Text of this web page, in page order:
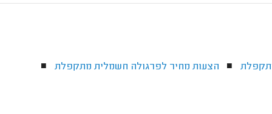
■ הצעות מחיר לפרגולה חשמלית מתקפלת ■